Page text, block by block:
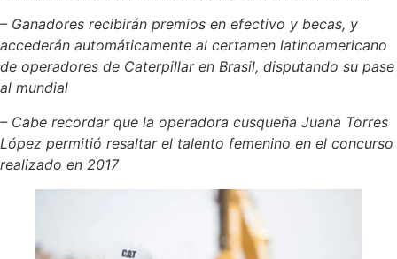
– Ganadores recibirán premios en efectivo y becas, y
accederán automáticamente al certamen latinoamericano
de operadores de Caterpillar en Brasil, disputando su pase
al mundial
– Cabe recordar que la operadora cusqueña Juana Torres
López permitió resaltar el talento femenino en el concurso
realizado en 2017